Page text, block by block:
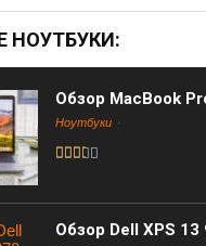
НОУТБУКИ:
Обзор MacBook
Ноутбуки
Обзор Dell XPS